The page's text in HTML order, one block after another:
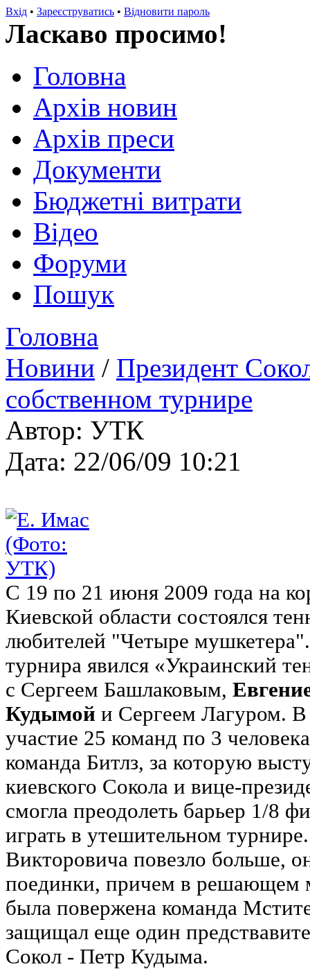
Вхід • Зареєструватись • Відновити пароль
Ласкаво просимо!
Головна
Архів новин
Архів преси
Документи
Бюджетні витрати
Відео
Форуми
Пошук
Головна
Новини / Президент
собственном турнире
Автор: УТК
Дата: 22/06/09 10:21
С 19 по 21 июня 2009 года на
Киевской области состоялся
любителей "Четыре
турнира явился «Украинский
с Сергеем Башлаковым,
Кудымой и Сергеем Лагуром.
участие 25 команд по 3
команда Битлз, за которую
киевского Сокола и вице-
смогла преодолеть барьер 1/8
играть в утешительном
Викторовича повезло больше,
поединки, причем в решающем
была повержена команда
защищал еще один
Сокол - Петр Кудыма.